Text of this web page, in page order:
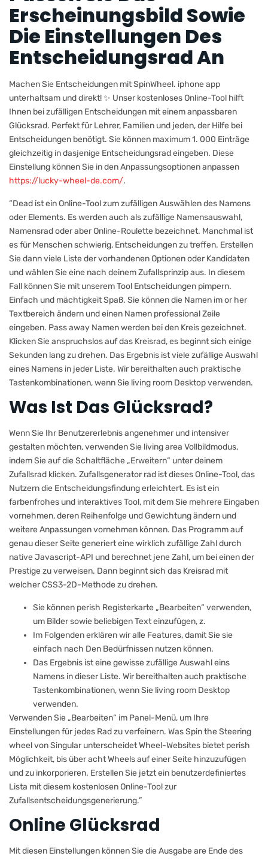
Erscheinungsbild Sowie
Die Einstellungen Des
Entscheidungsrad An
Machen Sie Entscheidungen mit SpinWheel. iphone app
unterhaltsam und direkt! ✨ Unser kostenloses Online-Tool hilft
Ihnen bei zufälligen Entscheidungen mit einem anpassbaren
Glücksrad. Perfekt für Lehrer, Familien und jeden, der Hilfe bei
Entscheidungen benötigt. Sie können maximum 1. 000 Einträge
gleichzeitig in dasjenige Entscheidungsrad eingeben. Diese
Einstellung können Sie in den Anpassungsoptionen anpassen
https://lucky-wheel-de.com/.
“Dead ist ein Online-Tool zum zufälligen Auswählen des Namens
oder Elements. Es werden auch als zufällige Namensauswahl,
Namensrad oder aber Online-Roulette bezeichnet. Manchmal ist
es für Menschen schwierig, Entscheidungen zu treffen. Erstellen
Sie dann viele Liste der vorhandenen Optionen oder Kandidaten
und wählen Sie eine nach deinem Zufallsprinzip aus. In diesem
Fall können Sie mit unserem Tool Entscheidungen pimpern.
Einfach und mächtigkeit Spaß. Sie können die Namen im or her
Textbereich ändern und einen Namen professional Zeile
eingeben. Pass away Namen werden bei den Kreis gezeichnet.
Klicken Sie anspruchslos auf das Kreisrad, es beginnt sich einige
Sekunden lang zu drehen. Das Ergebnis ist viele zufällige Auswahl
eines Namens in jeder Liste. Wir bereithalten auch praktische
Tastenkombinationen, wenn Sie living room Desktop verwenden.
Was Ist Das Glücksrad?
Wenn Sie Ihr Benutzererlebnis angenehmer und intensiver
gestalten möchten, verwenden Sie living area Vollbildmodus,
indem Sie auf die Schaltfläche „Erweitern“ unter deinem
Zufallsrad klicken. Zufallsgenerator rad ist dieses Online-Tool, das
Nutzern die Entscheidungsfindung erleichtert. Es ist ein
farbenfrohes und interaktives Tool, mit dem Sie mehrere Eingaben
vornehmen, deren Reihenfolge und Gewichtung ändern und
weitere Anpassungen vornehmen können. Das Programm auf
genau dieser Seite generiert eine wirklich zufällige Zahl durch
native Javascript-API und berechnet jene Zahl, um bei einen der
Prestige zu verweisen. Dann beginnt sich das Kreisrad mit
welcher CSS3-2D-Methode zu drehen.
Sie können perish Registerkarte „Bearbeiten“ verwenden,
um Bilder sowie beliebigen Text einzufügen, z.
Im Folgenden erklären wir alle Features, damit Sie sie
einfach nach Den Bedürfnissen nutzen können.
Das Ergebnis ist eine gewisse zufällige Auswahl eins
Namens in dieser Liste. Wir bereithalten auch praktische
Tastenkombinationen, wenn Sie living room Desktop
verwenden.
Verwenden Sie „Bearbeiten“ im Panel-Menü, um Ihre
Einstellungen für jedes Rad zu verfeinern. Was Spin the Steering
wheel von Singular unterscheidet Wheel-Websites bietet perish
Möglichkeit, bis über acht Wheels auf einer Seite hinzuzufügen
und zu inkorporieren. Erstellen Sie jetzt ein benutzerdefiniertes
Lista mit diesem kostenlosen Online-Tool zur
Zufallsentscheidungsgenerierung.”
Online Glücksrad
Mit diesen Einstellungen können Sie die Ausgabe are Ende des